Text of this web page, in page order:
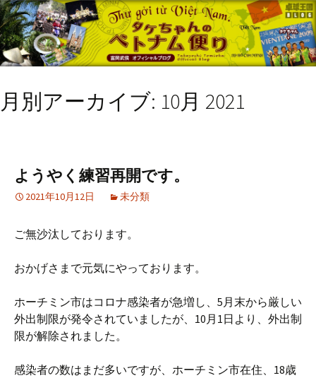
月別アーカイブ: 10月 2021
ようやく練習再開です。
2021年10月12日 未分類
ご無沙汰しております。
おかげさまで元気にやっております。
ホーチミン市はコロナ感染者が急増し、5月末から厳しい
外出制限が発令されていましたが、10月1日より、外出制
限が解除されました。
感染者の数はまだ多いですが、ホーチミン市在住、18歳